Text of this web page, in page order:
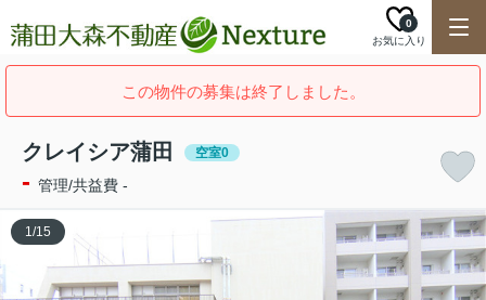
お気に入り
0
この物件の募集は終了しました。
クレイシア蒲田 空室0
- 管理/共益費 -
1/15